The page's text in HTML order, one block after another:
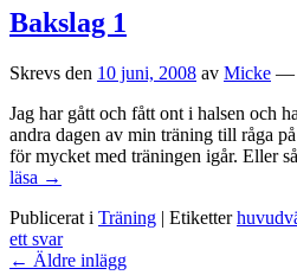
Bakslag 1
Skrevs den 10 juni, 2008 av Micke —
Jag har gått och fått ont i halsen och
andra dagen av min träning till råga
för mycket med träningen igår. Eller
läsa Bakslag
→
Publicerat i Träning | Etiketter
ett svar
Inläggsnavigering
← Äldre inlägg